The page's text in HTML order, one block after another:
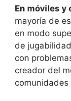
En móviles y
mayoría de
en modo
de
con
creador del